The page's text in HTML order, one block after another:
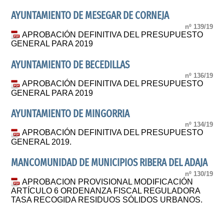
AYUNTAMIENTO DE MESEGAR DE CORNEJA
nº 139/19
APROBACIÓN DEFINITIVA DEL PRESUPUESTO
GENERAL PARA 2019
AYUNTAMIENTO DE BECEDILLAS
nº 136/19
APROBACIÓN DEFINITIVA DEL PRESUPUESTO
GENERAL PARA 2019
AYUNTAMIENTO DE MINGORRIA
nº 134/19
APROBACIÓN DEFINITIVA DEL PRESUPUESTO
GENERAL 2019.
MANCOMUNIDAD DE MUNICIPIOS RIBERA DEL ADAJA
nº 130/19
APROBACION PROVISIONAL MODIFICACIÓN
ARTÍCULO 6 ORDENANZA FISCAL REGULADORA
TASA RECOGIDA RESIDUOS SÓLIDOS URBANOS.